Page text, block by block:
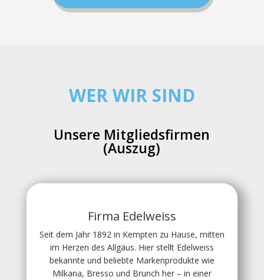
WER WIR SIND
Unsere Mitgliedsfirmen
(Auszug)
Firma Edelweiss
Seit dem Jahr 1892 in Kempten zu Hause, mitten
im Herzen des Allgäus. Hier stellt Edelweiss
bekannte und beliebte Markenprodukte wie
Milkana, Bresso und Brunch her – in einer